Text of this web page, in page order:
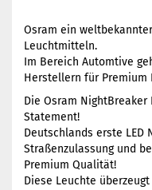
Osram ein
Leuchtmitteln.
Im Bereich Automtive
Herstellern für Premium
Die Osram NightBreaker
Statement!
Deutschlands erste LED
Straßenzulassung und
Premium Qualität!
Diese Leuchte